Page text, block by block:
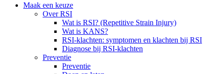
Maak een keuze
Over RSI
Wat is RSI? (Repetitive Strain Injury)
Wat is KANS?
RSI-klachten: symptomen en klachten bij RSI
Diagnose bij RSI-klachten
Preventie
Preventie